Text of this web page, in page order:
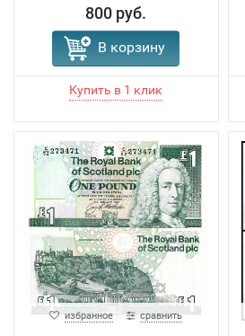
800 руб.
В корзину
избранное сравнить